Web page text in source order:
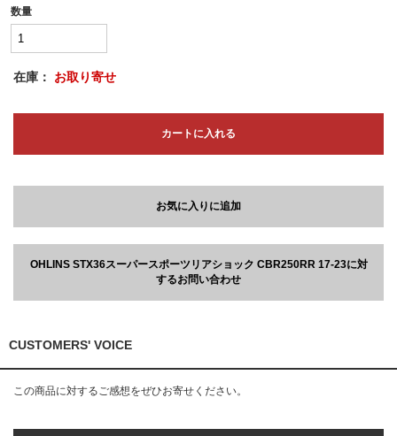
数量
在庫： お取り寄せ
カートに入れる
お気に入りに追加
OHLINS STX36スーパースポーツリアショック CBR250RR 17-23に対
するお問い合わせ
CUSTOMERS' VOICE
この商品に対するご感想をぜひお寄せください。